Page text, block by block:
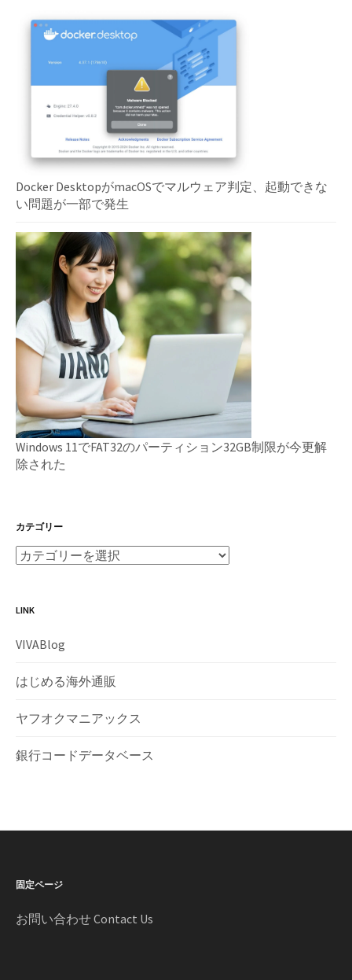
Docker DesktopがmacOSでマルウェア判定、起動できな
い問題が一部で発生
Windows 11でFAT32のパーティション32GB制限が今更解
除された
カテゴリー
LINK
VIVABlog
はじめる海外通販
ヤフオクマニアックス
銀行コードデータベース
固定ページ
お問い合わせ Contact Us